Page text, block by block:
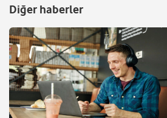
Diğer haberler